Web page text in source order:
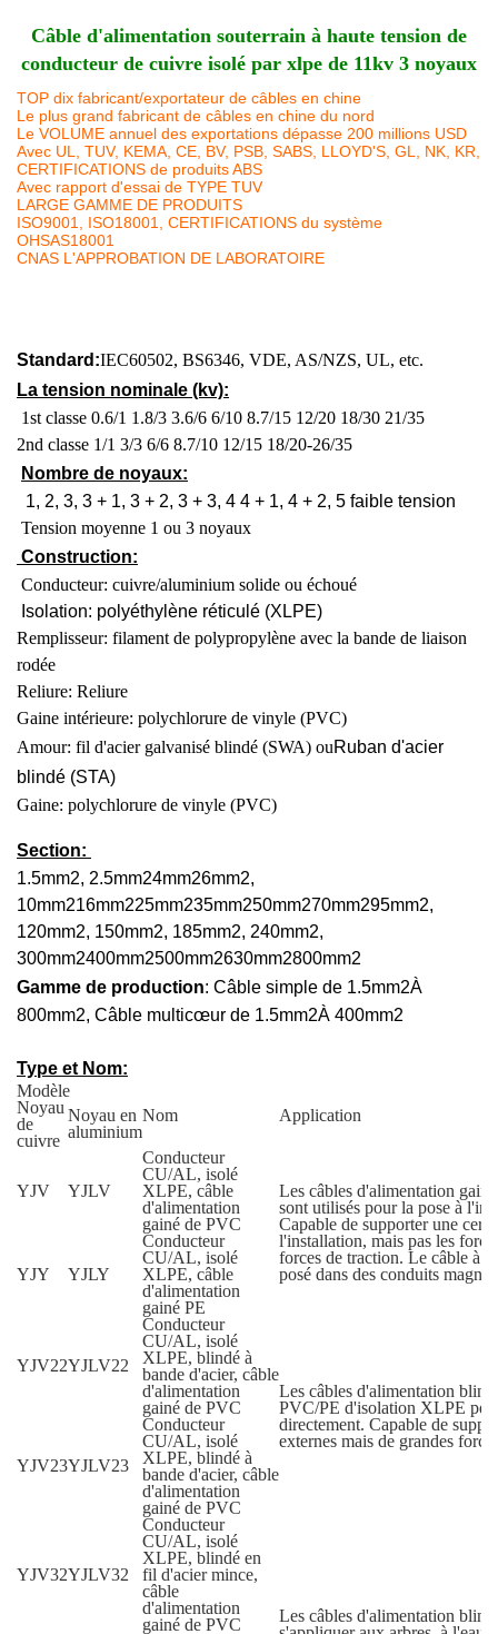
Câble d'alimentation souterrain à haute tension de
conducteur de cuivre isolé par xlpe de 11kv 3 noyaux
TOP dix fabricant/exportateur de câbles en chine
Le plus grand fabricant de câbles en chine du nord
Le VOLUME annuel des exportations dépasse 200 millions USD
Avec UL, TUV, KEMA, CE, BV, PSB, SABS, LLOYD'S, GL, NK, KR,
CERTIFICATIONS de produits ABS
Avec rapport d'essai de TYPE TUV
LARGE GAMME DE PRODUITS
ISO9001, ISO18001, CERTIFICATIONS du système
OHSAS18001
CNAS L'APPROBATION DE LABORATOIRE
Standard:IEC60502, BS6346, VDE, AS/NZS, UL, etc.
La tension nominale (kv):
1st classe 0.6/1 1.8/3 3.6/6 6/10 8.7/15 12/20 18/30 21/35
2nd classe 1/1 3/3 6/6 8.7/10 12/15 18/20-26/35
Nombre de noyaux:
1, 2, 3, 3 + 1, 3 + 2, 3 + 3, 4 4 + 1, 4 + 2, 5 faible tension
Tension moyenne 1 ou 3 noyaux
Construction:
Conducteur: cuivre/aluminium solide ou échoué
Isolation: polyéthylène réticulé (XLPE)
Remplisseur: filament de polypropylène avec la bande de liaison
rodée
Reliure: Reliure
Gaine intérieure: polychlorure de vinyle (PVC)
Amour: fil d'acier galvanisé blindé (SWA) ouRuban d'acier
blindé (STA)
Gaine: polychlorure de vinyle (PVC)
Section:
1.5mm2, 2.5mm24mm26mm2,
10mm216mm225mm235mm250mm270mm295mm2,
120mm2, 150mm2, 185mm2, 240mm2,
300mm2400mm2500mm2630mm2800mm2
Gamme de production: Câble simple de 1.5mm2À
800mm2, Câble multicœur de 1.5mm2À 400mm2
Type et Nom:
Modèle
Nom
Application
Noyau
de
cuivre
Noyau en
aluminium
YJV YJLV
Conducteur
CU/AL, isolé
XLPE, câble
d'alimentation
gainé de PVC
Les câbles d'alimentation
sont utilisés pour la pose à
Capable de supporter une
l'installation, mais pas les
forces de traction. Le câble à
posé dans des conduits
YJY YJLY
Conducteur
CU/AL, isolé
XLPE, câble
d'alimentation
gainé PE
YJV22YJLV22
Conducteur
CU/AL, isolé
XLPE, blindé à
bande d'acier, câble
d'alimentation
gainé de PVC
Les câbles d'alimentation
PVC/PE d'isolation XLPE
directement. Capable de
externes mais de grandes
YJV23YJLV23
Conducteur
CU/AL, isolé
XLPE, blindé à
bande d'acier, câble
d'alimentation
gainé de PVC
YJV32YJLV32
Conducteur
CU/AL, isolé
XLPE, blindé en
fil d'acier mince,
câble
d'alimentation
gainé de PVC
Les câbles d'alimentation